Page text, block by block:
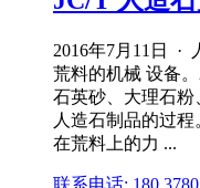
2016年7月11日 ·
荒料的机械 设备
石英砂、大理石粉
人造石制品的过
在荒料上的力 ...
联系电话: 180 3780